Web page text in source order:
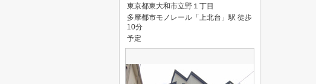
東京都東大和市立野１丁目
多摩都市モノレール「上北台」駅 徒歩
10分
予定